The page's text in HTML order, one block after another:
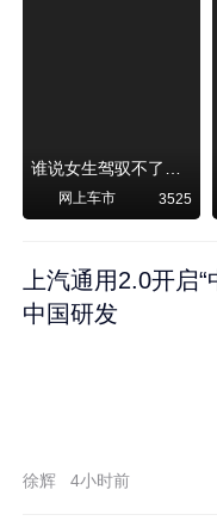
谁说女生驾驭不了大SUV？看我开问界M6驰骋坝上草原！
网上车市 3525
上汽通用2.0开启
中国研发
徐辉 4小时前